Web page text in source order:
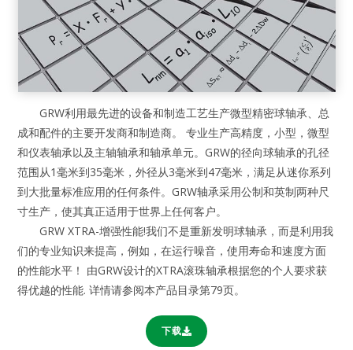
GRW利用最先进的设备和制造工艺生产微型精密球轴承、总
成和配件的主要开发商和制造商。 专业生产高精度，小型，微型
和仪表轴承以及主轴轴承和轴承单元。GRW的径向球轴承的孔径
范围从1毫米到35毫米，外径从3毫米到47毫米，满足从迷你系列
到大批量标准应用的任何条件。GRW轴承采用公制和英制两种尺
寸生产，使其真正适用于世界上任何客户。
GRW XTRA-增强性能!我们不是重新发明球轴承，而是利用我
们的专业知识来提高，例如，在运行噪音，使用寿命和速度方面
的性能水平！ 由GRW设计的XTRA滚珠轴承根据您的个人要求获
得优越的性能. 详情请参阅本产品目录第79页。
下载